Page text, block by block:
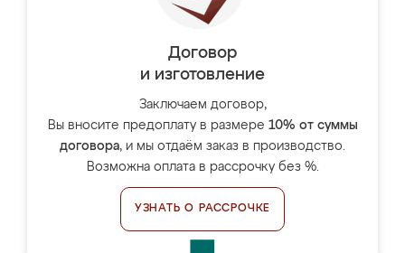
Договор
и изготовление
Заключаем договор,
Вы вносите предоплату в размере 10% от суммы
договора, и мы отдаём заказ в производство.
Возможна оплата в рассрочку без %.
УЗНАТЬ О РАССРОЧКЕ